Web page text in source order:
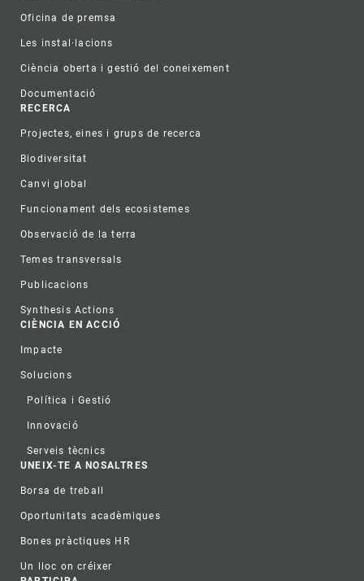
Oficina de premsa
Les instal·lacions
Ciència oberta i gestió del coneixement
Documentació
RECERCA
Projectes, eines i grups de recerca
Biodiversitat
Canvi global
Funcionament dels ecosistemes
Observació de la terra
Temes transversals
Publicacions
Synthesis Actions
CIÈNCIA EN ACCIÓ
Impacte
Solucions
Política i Gestió
Innovació
Serveis tècnics
UNEIX-TE A NOSALTRES
Borsa de treball
Oportunitats acadèmiques
Bones pràctiques HR
Un lloc on créixer